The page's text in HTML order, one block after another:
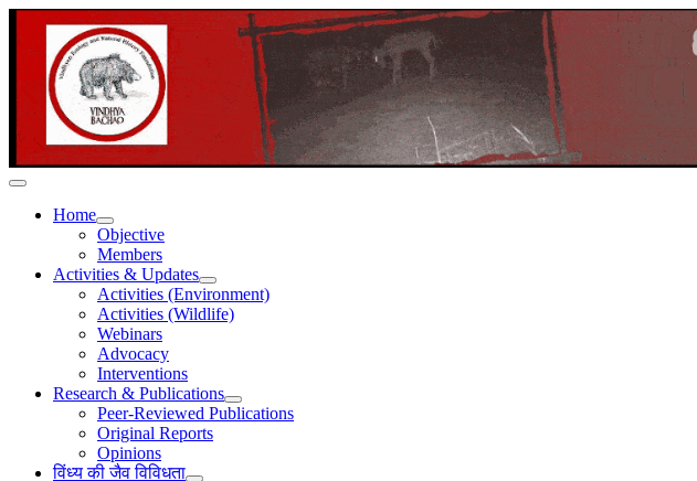
Home
Objective
Members
Activities & Updates
Activities (Environment)
Activities (Wildlife)
Webinars
Advocacy
Interventions
Research & Publications
Peer-Reviewed Publications
Original Reports
Opinions
विंध्य की जैव विविधता